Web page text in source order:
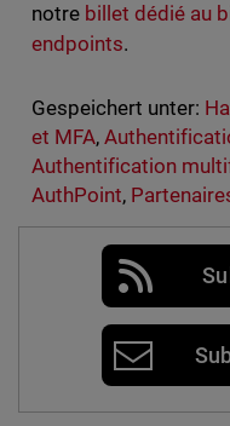
notrebillet dédié au
endpoints.
Gespeichert unter:
et MFA,
Authentification
AuthPoint,